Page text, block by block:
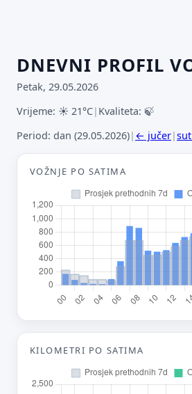
DNEVNI PROFIL
Petak, 29.05.2026
Vrijeme: ☀ 21°C| Kvaliteta: 🍃
Period: dan (29.05.2026)| ← jučer|
VOŽNJE PO SATIMA
KILOMETRI PO SATIMA
Predloži poboljšanje ove
Što bi ti ovdje bilo korisno? Koje
stranica može odgovoriti? (npr.
najpraznije?”, “što znači ovaj skok?”,
usporediti?”)
Vrsta poruke
Povratna informacija
Prijava
Tvoj prijedlog